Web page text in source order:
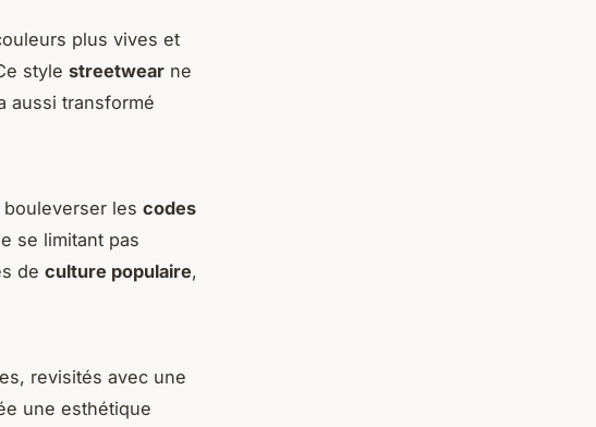
plus vives et
style streetwear ne
aussi transformé
les codes
se limitant pas
de culture populaire,
revisités avec une
une esthétique